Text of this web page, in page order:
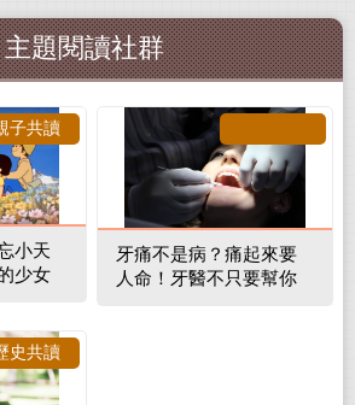
主題閱讀社群
小天
少女
子共讀
牙痛不是病？痛起來要
人命！牙醫不只要幫你
史共讀